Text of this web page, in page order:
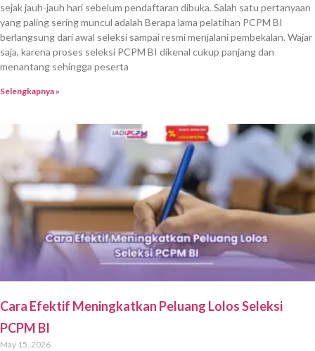
sejak jauh-jauh hari sebelum pendaftaran dibuka. Salah satu pertanyaan
yang paling sering muncul adalah Berapa lama pelatihan PCPM BI
berlangsung dari awal seleksi sampai resmi menjalani pembekalan. Wajar
saja, karena proses seleksi PCPM BI dikenal cukup panjang dan
menantang sehingga peserta
Selengkapnya »
Cara Efektif Meningkatkan Peluang Lolos Seleksi
PCPM BI
May 15, 2026